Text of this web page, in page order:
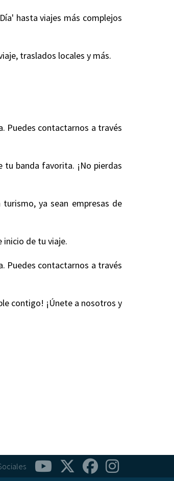
hasta viajes más complejos
traslados locales y más.
Puedes contactarnos a través
banda favorita. ¡No pierdas
ya sean empresas de
inicio de tu viaje.
Puedes contactarnos a través
contigo! ¡Únete a nosotros y